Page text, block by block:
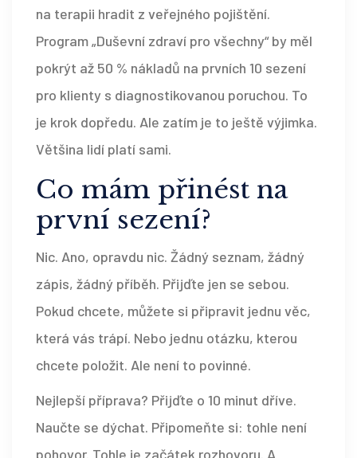
na terapii hradit z veřejného pojištění.
Program „Duševní zdraví pro všechny“ by měl
pokrýt až 50 % nákladů na prvních 10 sezení
pro klienty s diagnostikovanou poruchou. To
je krok dopředu. Ale zatím je to ještě výjimka.
Většina lidí platí sami.
Co mám přinést na
první sezení?
Nic. Ano, opravdu nic. Žádný seznam, žádný
zápis, žádný příběh. Přijďte jen se sebou.
Pokud chcete, můžete si připravit jednu věc,
která vás trápí. Nebo jednu otázku, kterou
chcete položit. Ale není to povinné.
Nejlepší příprava? Přijďte o 10 minut dříve.
Naučte se dýchat. Připomeňte si: tohle není
pohovor. Tohle je začátek rozhovoru. A